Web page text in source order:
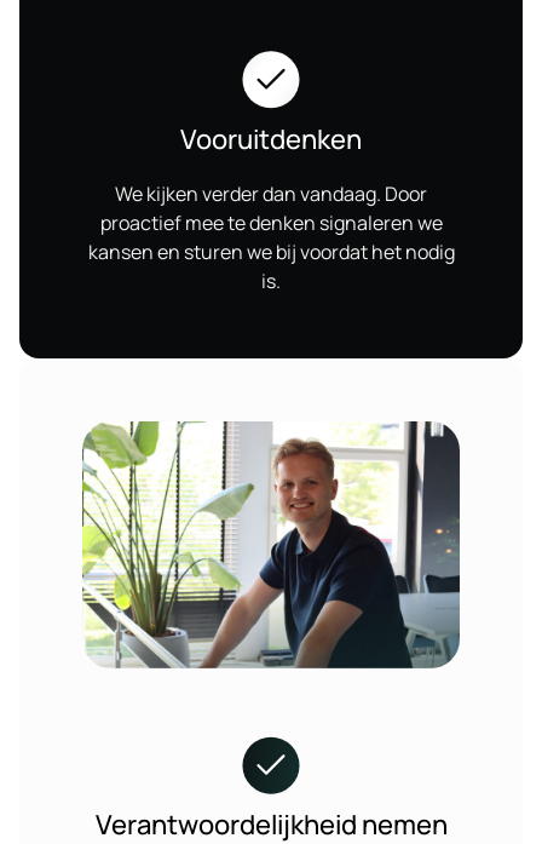
Vooruitdenken
We kijken verder dan vandaag. Door
proactief mee te denken signaleren we
kansen en sturen we bij voordat het nodig
is.
Verantwoordelijkheid nemen